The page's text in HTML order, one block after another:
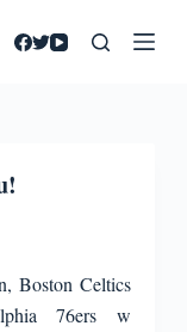
Boston Celtics
76ers w